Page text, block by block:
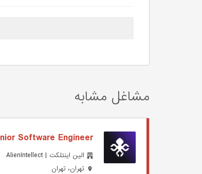
مشاغل مشابه
Software Engineer
الین اینتلکت | AlienIntellect
تهران، تهران